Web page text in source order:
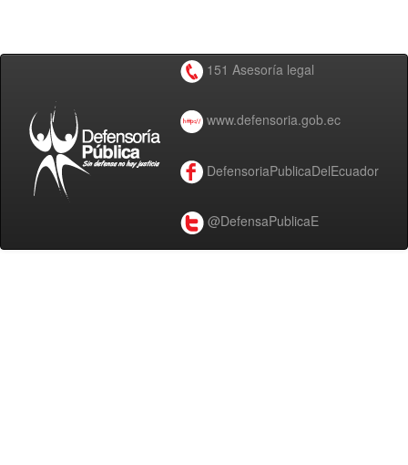
151 Asesoría legal
www.defensoria.gob.ec
DefensoriaPublicaDelEcuador
@DefensaPublicaE